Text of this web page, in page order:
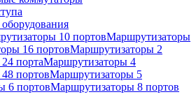
10 портовМаршрутизаторы
16 портовМаршрутизаторы 2
портаМаршрутизаторы 4
портовМаршрутизаторы 5
6 портовМаршрутизаторы 8 портов